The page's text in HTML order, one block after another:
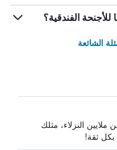
الفندقية؟
الشائعة
ملايين النزلاء، مثلك
بكل ثقة!